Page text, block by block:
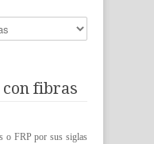
con fibras
o FRP por sus siglas